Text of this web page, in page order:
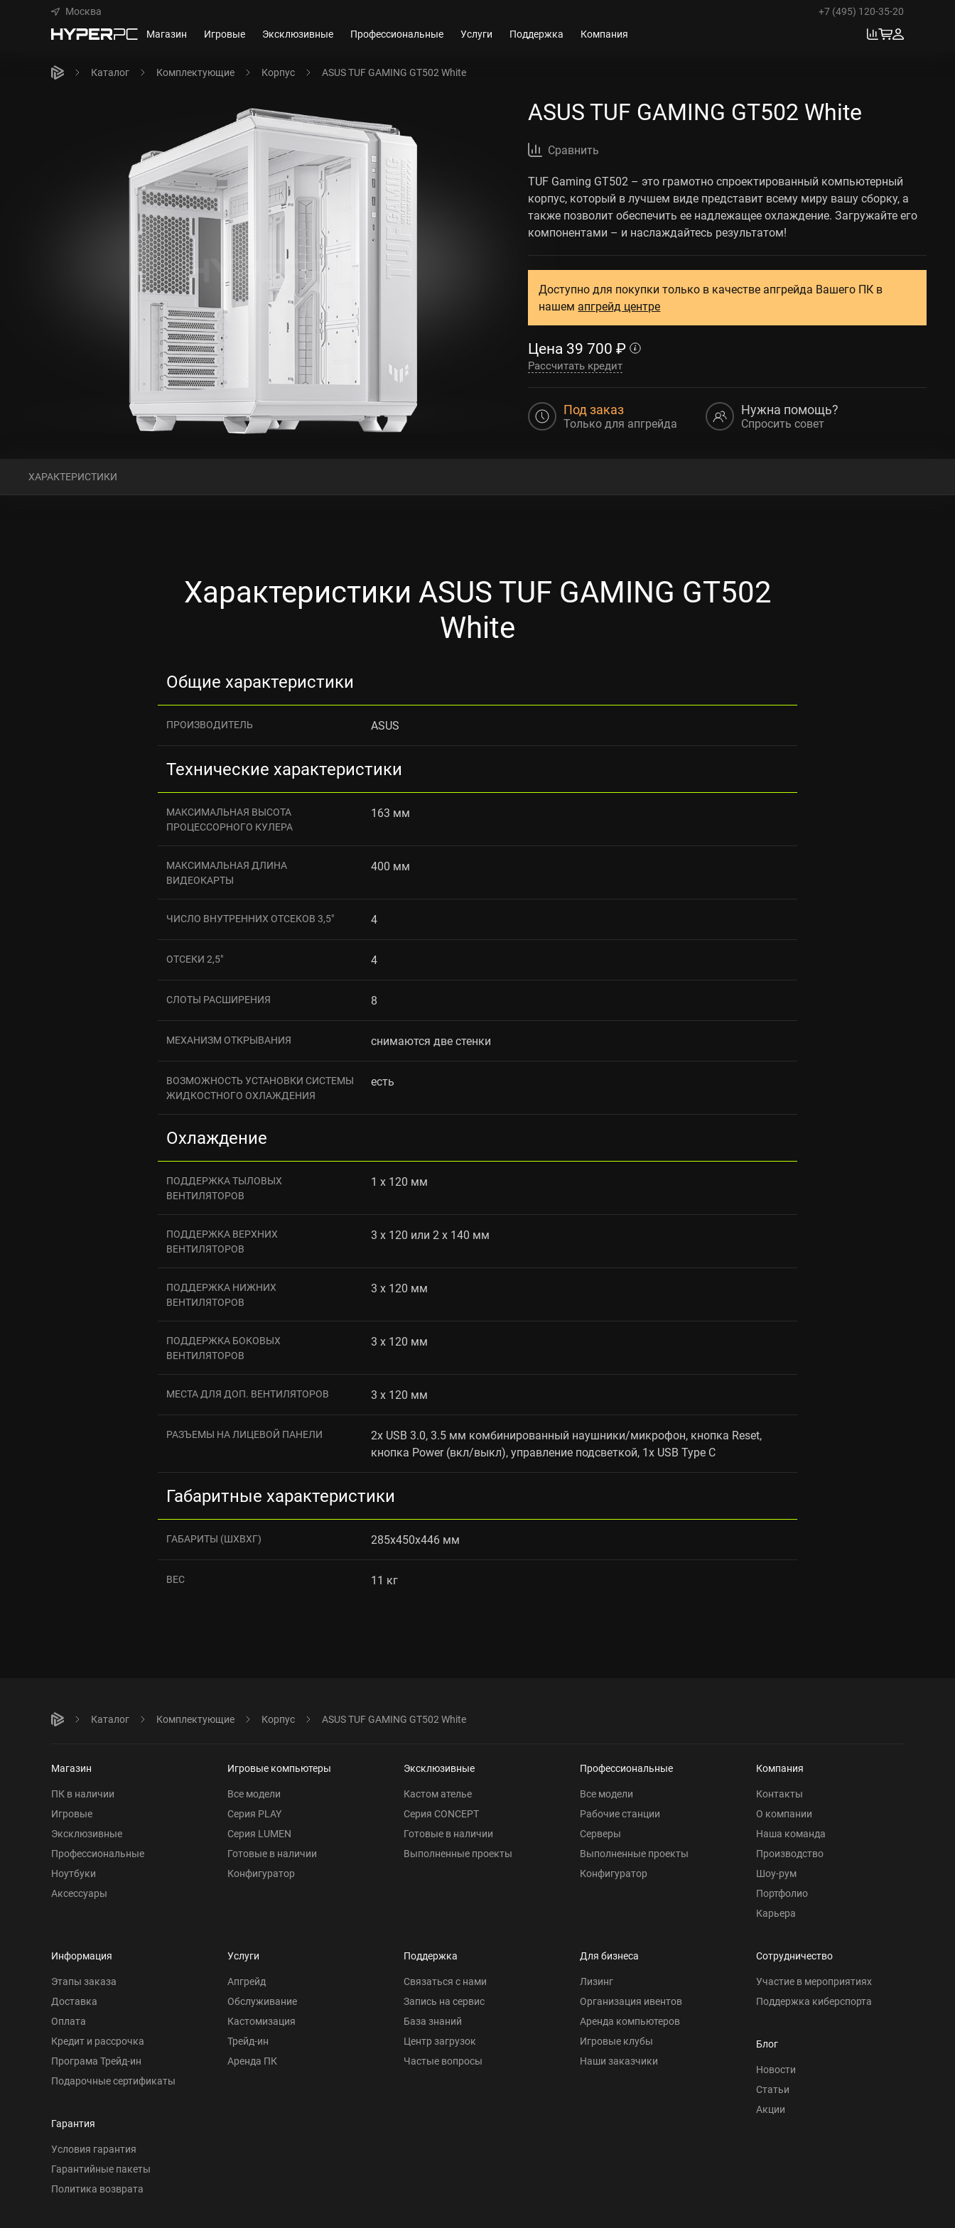
Москва
+7 (495) 120-35-20
Магазин
Игровые Эксклюзивные Профессиональные Услуги Поддержка Компания
Каталог Комплектующие Корпус ASUS TUF GAMING GT502 White
ASUS TUF GAMING GT502 White
Сравнить
TUF Gaming GT502 – это грамотно спроектированный компьютерный
корпус, который в лучшем виде представит всему миру вашу сборку, а
также позволит обеспечить ее надлежащее охлаждение. Загружайте его
компонентами – и наслаждайтесь результатом!
Доступно для покупки только в качестве апгрейда Вашего ПК в
нашем апгрейд центре
Цена 39 700 ₽
Рассчитать кредит
Под заказ
Только для апгрейда
Нужна помощь?
Спросить совет
ХАРАКТЕРИСТИКИ
Характеристики ASUS TUF GAMING GT502
White
Общие характеристики
ПРОИЗВОДИТЕЛЬ ASUS
Технические характеристики
МАКСИМАЛЬНАЯ ВЫСОТА
ПРОЦЕССОРНОГО КУЛЕРА
163 мм
МАКСИМАЛЬНАЯ ДЛИНА
ВИДЕОКАРТЫ
400 мм
ЧИСЛО ВНУТРЕННИХ ОТСЕКОВ 3,5" 4
ОТСЕКИ 2,5" 4
СЛОТЫ РАСШИРЕНИЯ 8
МЕХАНИЗМ ОТКРЫВАНИЯ снимаются две стенки
ВОЗМОЖНОСТЬ УСТАНОВКИ СИСТЕМЫ
ЖИДКОСТНОГО ОХЛАЖДЕНИЯ
есть
Охлаждение
ПОДДЕРЖКА ТЫЛОВЫХ
ВЕНТИЛЯТОРОВ
1 x 120 мм
ПОДДЕРЖКА ВЕРХНИХ
ВЕНТИЛЯТОРОВ
3 x 120 или 2 x 140 мм
ПОДДЕРЖКА НИЖНИХ
ВЕНТИЛЯТОРОВ
3 x 120 мм
ПОДДЕРЖКА БОКОВЫХ
ВЕНТИЛЯТОРОВ
3 x 120 мм
МЕСТА ДЛЯ ДОП. ВЕНТИЛЯТОРОВ 3 x 120 мм
РАЗЪЕМЫ НА ЛИЦЕВОЙ ПАНЕЛИ
2x USB 3.0, 3.5 мм комбинированный наушники/микрофон, кнопка Reset,
кнопка Power (вкл/выкл), управление подсветкой, 1x USB Type C
Габаритные характеристики
ГАБАРИТЫ (ШХВХГ) 285x450x446 мм
ВЕС 11 кг
Каталог Комплектующие Корпус ASUS TUF GAMING GT502 White
Магазин
ПК в наличии
Игровые
Эксклюзивные
Профессиональные
Ноутбуки
Аксессуары
Игровые компьютеры
Все модели
Серия PLAY
Серия LUMEN
Готовые в наличии
Конфигуратор
Эксклюзивные
Кастом ателье
Серия CONCEPT
Готовые в наличии
Выполненные проекты
Профессиональные
Все модели
Рабочие станции
Серверы
Выполненные проекты
Конфигуратор
Компания
Контакты
О компании
Наша команда
Производство
Шоу-рум
Портфолио
Карьера
Информация
Этапы заказа
Доставка
Оплата
Кредит и рассрочка
Програма Трейд-ин
Подарочные сертификаты
Гарантия
Условия гарантия
Гарантийные пакеты
Политика возврата
Услуги
Апгрейд
Обслуживание
Кастомизация
Трейд-ин
Аренда ПК
Поддержка
Связаться с нами
Запись на сервис
База знаний
Центр загрузок
Частые вопросы
Для бизнеса
Лизинг
Организация ивентов
Аренда компьютеров
Игровые клубы
Наши заказчики
Сотрудничество
Участие в мероприятиях
Поддержка киберспорта
Блог
Новости
Статьи
Акции